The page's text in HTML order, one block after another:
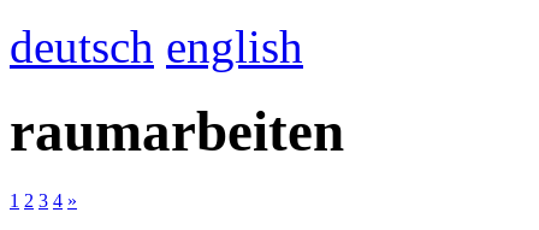
deutsch english
raumarbeiten
1 2 3 4 »